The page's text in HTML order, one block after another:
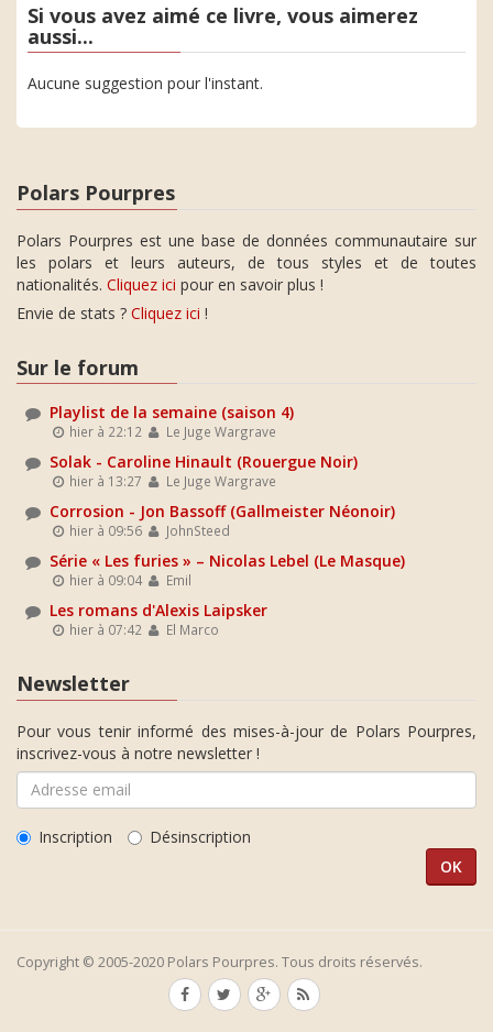
Si vous avez aimé ce livre, vous aimerez
aussi...
Aucune suggestion pour l'instant.
Polars Pourpres
Polars Pourpres est une base de données communautaire sur
les polars et leurs auteurs, de tous styles et de toutes
nationalités. Cliquez ici pour en savoir plus !
Envie de stats ? Cliquez ici !
Sur le forum
Playlist de la semaine (saison 4)
hier à 22:12 Le Juge Wargrave
Solak - Caroline Hinault (Rouergue Noir)
hier à 13:27 Le Juge Wargrave
Corrosion - Jon Bassoff (Gallmeister Néonoir)
hier à 09:56 JohnSteed
Série « Les furies » – Nicolas Lebel (Le Masque)
hier à 09:04 Emil
Les romans d'Alexis Laipsker
hier à 07:42 El Marco
Newsletter
Pour vous tenir informé des mises-à-jour de Polars Pourpres,
inscrivez-vous à notre newsletter !
Inscription Désinscription
Copyright © 2005-2020 Polars Pourpres. Tous droits réservés.